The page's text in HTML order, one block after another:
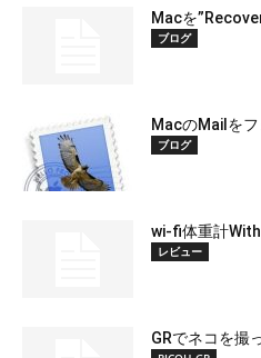
Macを
ブログ
MacのMailを
ブログ
wi-fi体重計
レビュー
GRでネコを撮